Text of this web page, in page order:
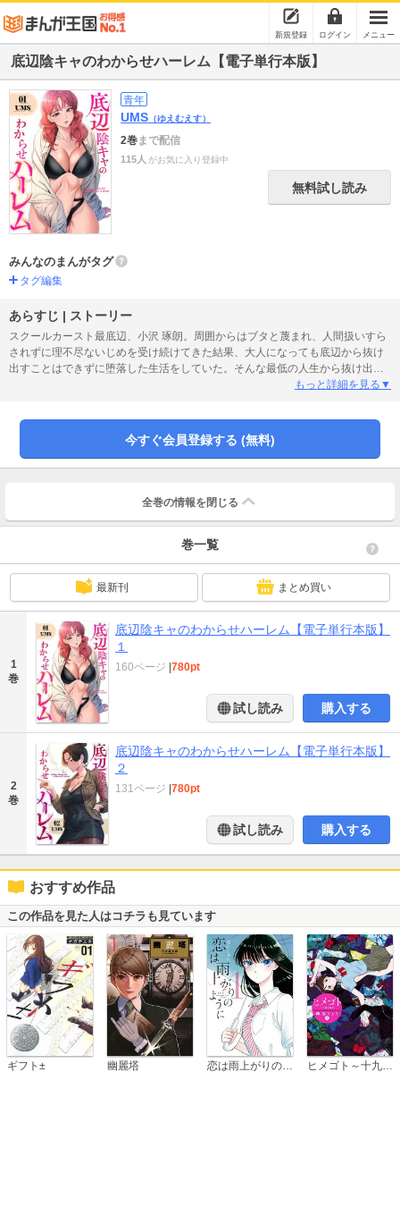
新規登録 ログイン メニュー
底辺陰キャのわからせハーレム【電子単行本版】
青年
UMS （ゆえむえす）
2巻まで配信
115人 がお気に入り登録中
無料試し読み
みんなのまんがタグ
タグ編集
あらすじ | ストーリー
スクールカースト最底辺、小沢 琢朗。周囲からはブタと蔑まれ、人間扱いすら
されずに理不尽ないじめを受け続けてきた結果、大人になっても底辺から抜け
出すことはできずに堕落した生活をしていた。そんな最低の人生から抜け出そ
うともがく中、突如降りかかった交通事故による死。最後の最後までクソった
故かそこは自分自身を苦しめた10年前の学生時代だった。神から与えられた最
後のチャンスに、小沢の心は復讐の炎に燃える。「俺が受けた苦しみ…そっく
りそのまま返してやるよ」【※この作品は話売り「底辺陰キャのわからせハー
レム」の電子単行本版です】■【収録内容】「底辺陰キャのわからせハーレム」
もっと詳細を見る▼
今すぐ会員登録する (無料)
全巻の情報を 閉じる
巻一覧
最新刊 まとめ買い
1
巻
底辺陰キャのわからせハーレム【電子単行本版】
１
160ページ 780pt
試し読み 購入する
2
巻
底辺陰キャのわからせハーレム【電子単行本版】
２
131ページ 780pt
試し読み 購入する
おすすめ作品
この作品を見た人はコチラも見ています
ギフト± 幽麗塔 恋は雨上がりのように ヒメゴト～十九歳の制服～